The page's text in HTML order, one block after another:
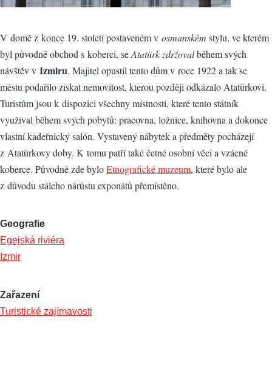
V domě z konce 19. století postaveném v osmanském stylu, ve kterém
byl původně obchod s koberci, seAtatürk zdržovalběhem svých
návštěv v Izmiru. Majitel opustil tento dům v roce 1922 a tak se
městu podařilo získat nemovitost, kterou později odkázalo Atatürkovi.
Turistům jsou k dispozici všechny místnosti, které tento státník
využíval během svých pobytů: pracovna, ložnice, knihovna a dokonce
vlastní kadeřnický salón. Vystavený nábytek a předměty pocházejí
z Atatürkovy doby. K tomu patří také četné osobní věci a vzácné
koberce. Původně zde byloEtnografické muzeum, které bylo ale
z důvodu stáleho nárůstu exponátů přemístěno.
Geografie
Egejská riviéra
Izmir
Zařazení
Turistické zajímavosti